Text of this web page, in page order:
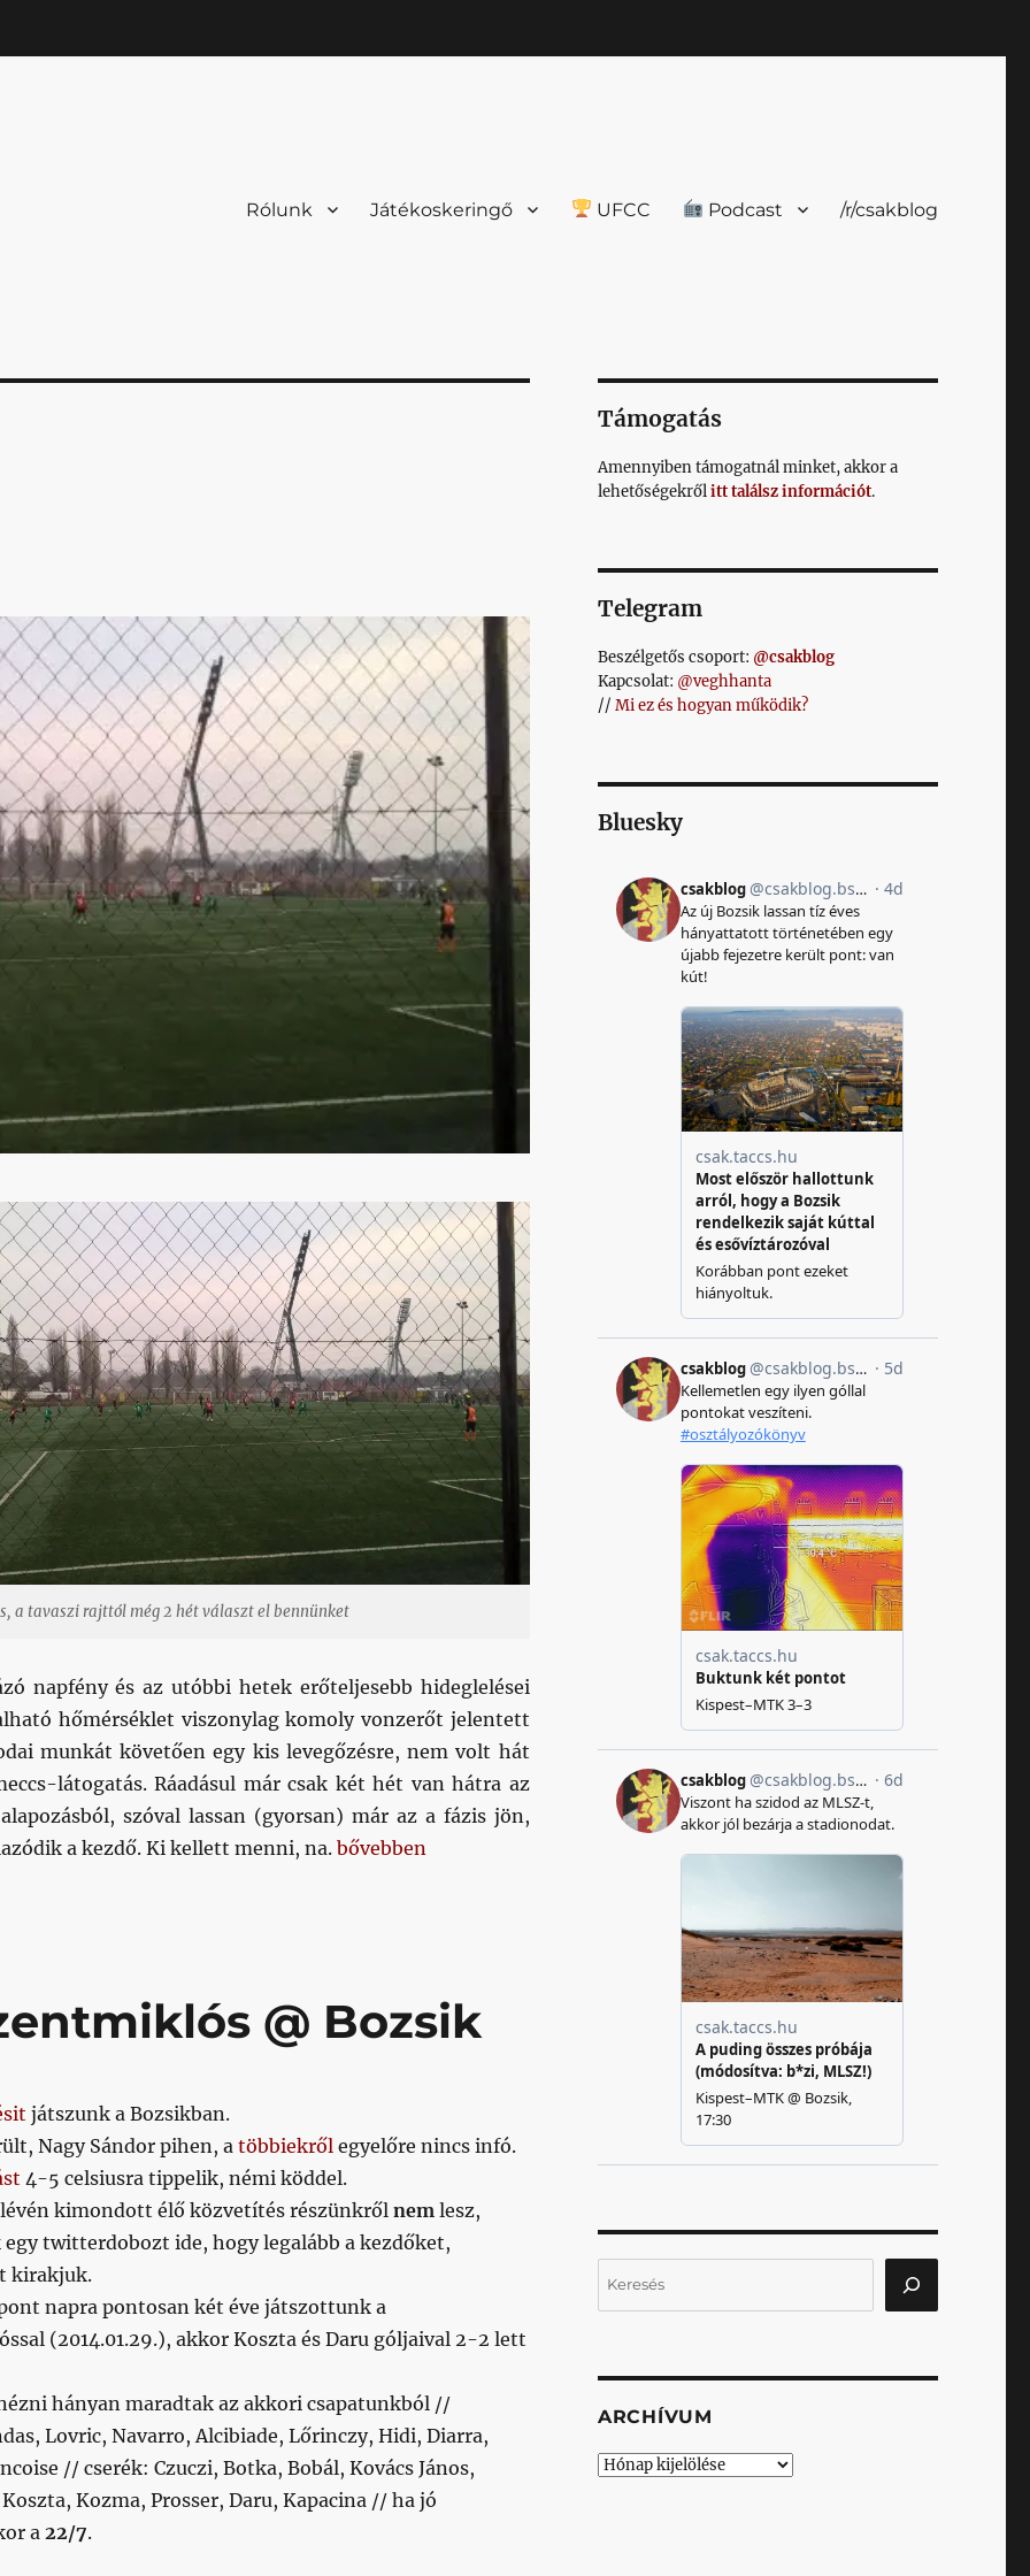
Rólunk Játékoskeringő UFCC Podcast /r/csakblog
a tavaszi rajttól még 2 hét választ el bennünket
napfény és az utóbbi hetek erőteljesebb hideglelései
hőmérséklet viszonylag komoly vonzerőt jelentett
munkát követően egy kis levegőzésre, nem volt hát
látogatás. Ráadásul már csak két hét van hátra az
szóval lassan (gyorsan) már az a fázis jön,
a kezdő. Ki kellett menni, na.„Második”
bővebben
@ Bozsik
játszunk a Bozsikban.
Nagy Sándor pihen, a többiekrőlegyelőre nincs infó.
4-5 celsiusra tippelik, némi köddel.
kimondott élő közvetítés részünkről nemlesz,
twitterdobozt ide, hogy legalább a kezdőket,
kirakjuk.
napra pontosan két éve játszottunk a
(2014.01.29.), akkor Koszta és Daru góljaival 2-2 lett
hányan maradtak az akkori csapatunkból //
Lovric, Navarro, Alcibiade, Lőrinczy, Hidi, Diarra,
// cserék: Czuczi, Botka, Bobál, Kovács János,
Kozma, Prosser, Daru, Kapacina // ha jó
a 22/7.
Támogatás
Amennyiben támogatnál minket, akkor a
lehetőségekrőlitt találsz információt.
Telegram
Beszélgetős csoport: @csakblog
Kapcsolat: @veghhanta
// Mi ez és hogyan működik?
Bluesky
ARCHÍVUM
Archívum